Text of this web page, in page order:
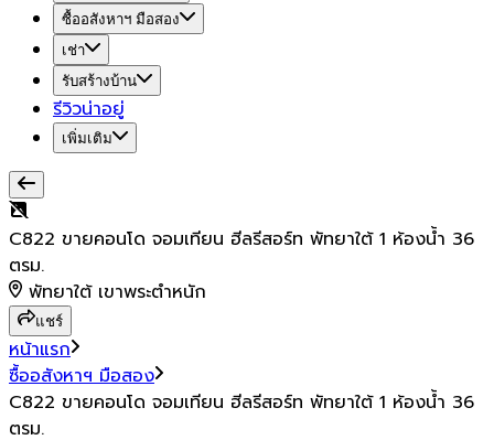
ซื้ออสังหาฯ มือสอง
เช่า
รับสร้างบ้าน
รีวิวน่าอยู่
เพิ่มเติม
C822 ขายคอนโด จอมเทียน ฮีลรีสอร์ท พัทยาใต้ 1 ห้องน้ำ 36
ตรม.
พัทยาใต้ เขาพระตำหนัก
แชร์
หน้าแรก
ซื้ออสังหาฯ มือสอง
C822 ขายคอนโด จอมเทียน ฮีลรีสอร์ท พัทยาใต้ 1 ห้องน้ำ 36
ตรม.